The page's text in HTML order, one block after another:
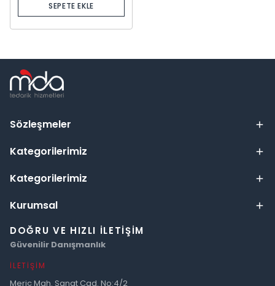
SEPETE EKLE
Sözleşmeler
Kategorilerimiz
Kategorilerimiz
Kurumsal
DOĞRU VE HIZLI İLETIŞIM
Güvenilir Danışmanlık
İLETIŞIM
Meriç Mah. Sanat Cad. No:4/2